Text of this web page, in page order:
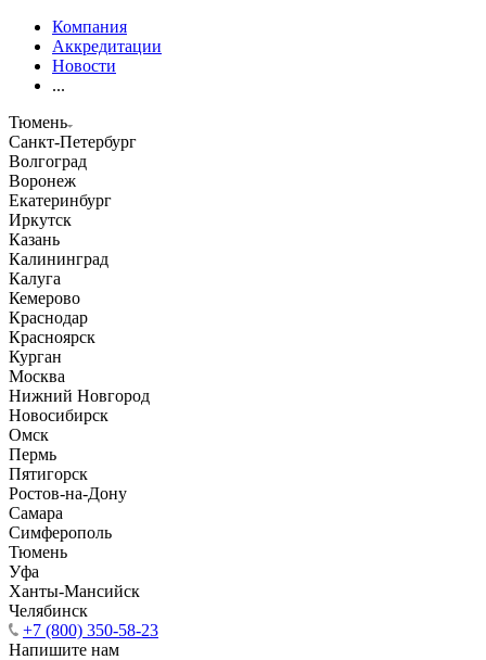
Компания
Аккредитации
Новости
...
Тюмень
Санкт-Петербург
Волгоград
Воронеж
Екатеринбург
Иркутск
Казань
Калининград
Калуга
Кемерово
Краснодар
Красноярск
Курган
Москва
Нижний Новгород
Новосибирск
Омск
Пермь
Пятигорск
Ростов-на-Дону
Самара
Симферополь
Тюмень
Уфа
Ханты-Мансийск
Челябинск
+7 (800) 350-58-23
Напишите нам